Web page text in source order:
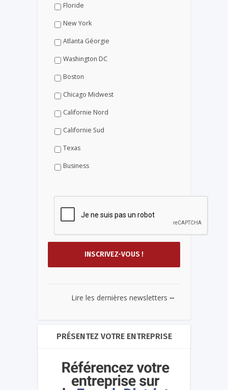
Floride
New York
Atlanta Géorgie
Washington DC
Boston
Chicago Midwest
Californie Nord
Californie Sud
Texas
Business
Lire les dernières newsletters ...
PRÉSENTEZ VOTRE ENTREPRISE